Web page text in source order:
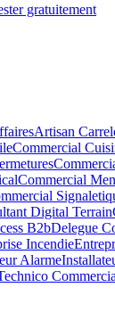
gratuitement
Artisan
Commercial
Commercial
Digital Terrain
B2bDelegue
Incendie
Alarme